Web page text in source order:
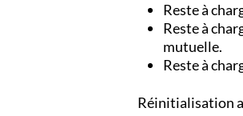
Reste à
Reste à
mutuelle.
Reste à
Réinitialisation